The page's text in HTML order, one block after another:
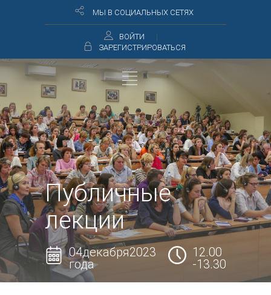
МЫ В СОЦИАЛЬНЫХ СЕТЯХ
ВОЙТИ
ЗАРЕГИСТРИРОВАТЬСЯ
Публичные
лекции
04декабря2023
года
12.00
-13.30